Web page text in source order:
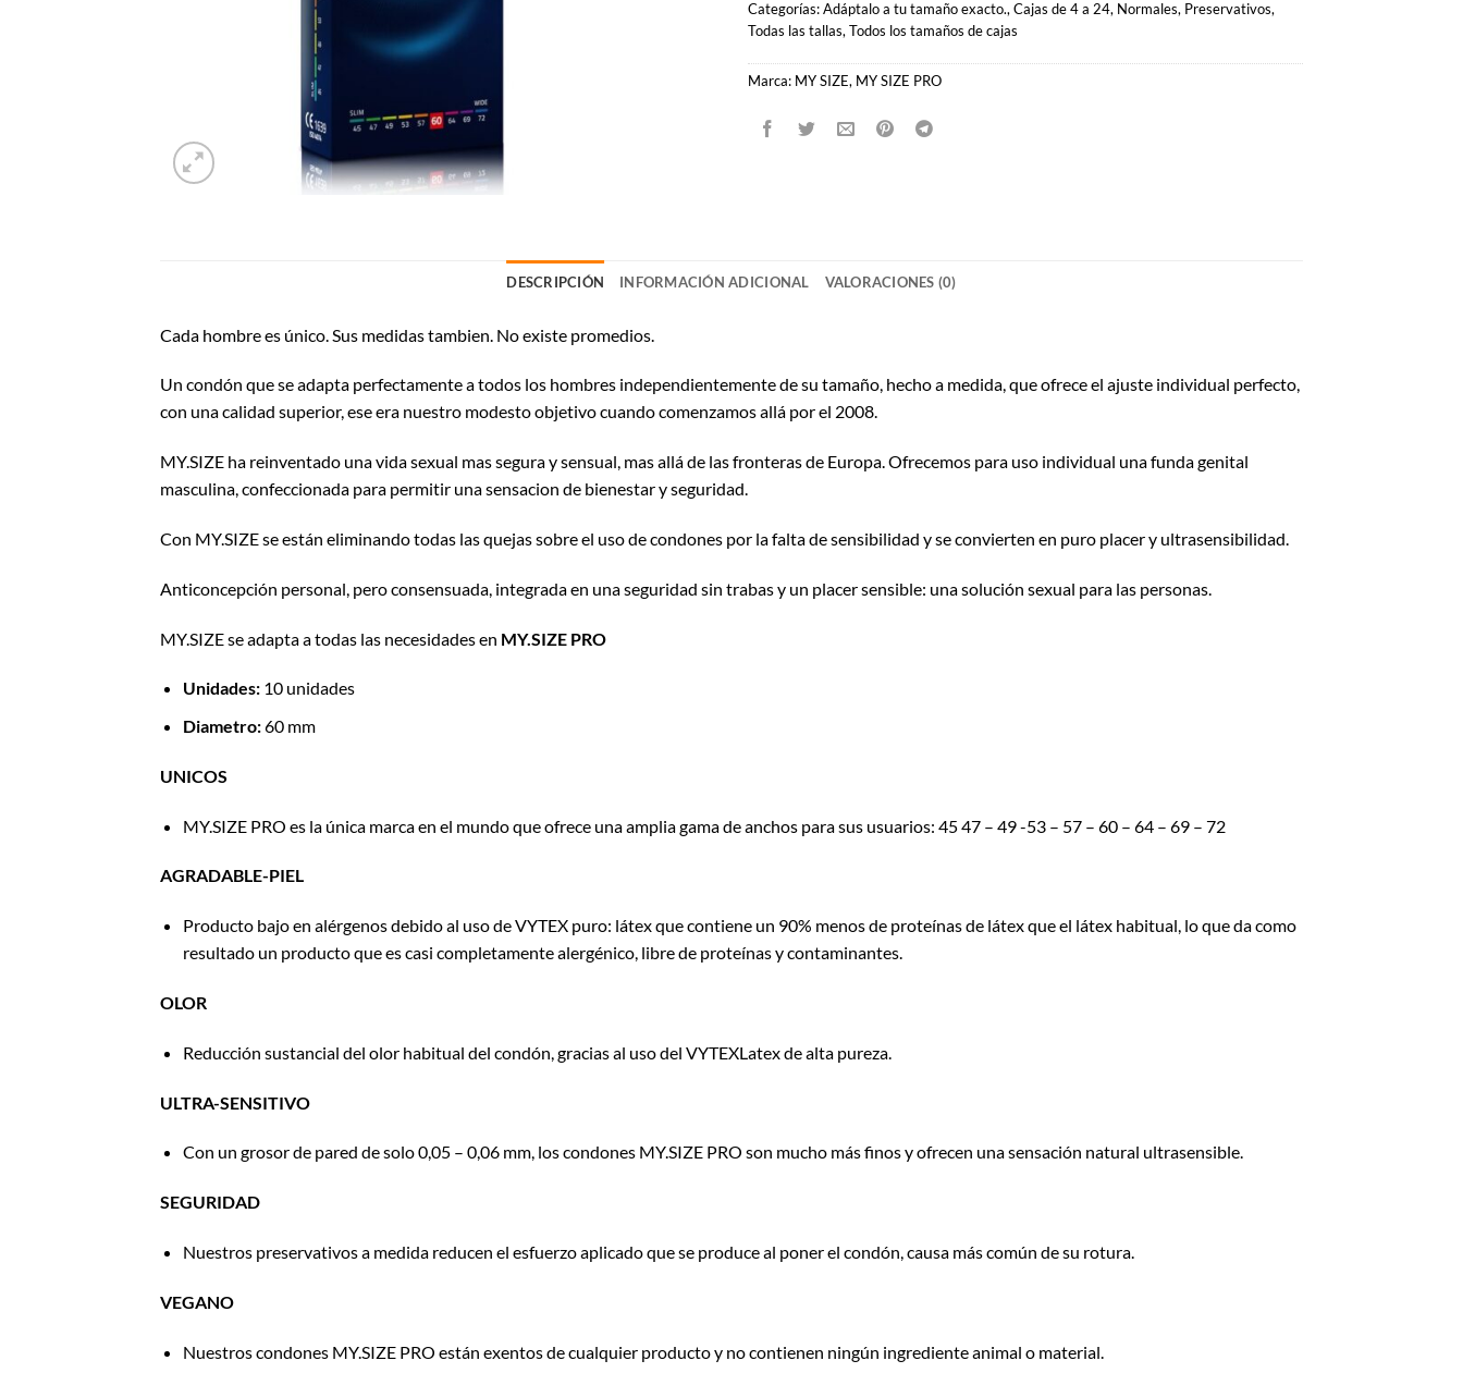
Categorías:Adáptalo a tu tamaño exacto., Cajas de 4 a 24, Normales, Preservativos,
Todas las tallas, Todos los tamaños de cajas
Marca: MY SIZE, MY SIZE PRO
DESCRIPCIÓN INFORMACIÓN ADICIONAL VALORACIONES (0)
Cada hombre es único. Sus medidas tambien. No existe promedios.
Un condón que se adapta perfectamente a todos los hombres independientemente de su tamaño, hecho a medida, que ofrece el ajuste individual perfecto,
con una calidad superior, ese era nuestro modesto objetivo cuando comenzamos allá por el 2008.
MY.SIZE ha reinventado una vida sexual mas segura y sensual, mas allá de las fronteras de Europa. Ofrecemos para uso individual una funda genital
masculina, confeccionada para permitir una sensacion de bienestar y seguridad.
Con MY.SIZE se están eliminando todas las quejas sobre el uso de condones por la falta de sensibilidad y se convierten en puro placer y ultrasensibilidad.
Anticoncepción personal, pero consensuada, integrada en una seguridad sin trabas y un placer sensible: una solución sexual para las personas.
MY.SIZE se adapta a todas las necesidades en MY.SIZE PRO
Unidades:10 unidades
Diametro:60 mm
UNICOS
MY.SIZE PRO es la única marca en el mundo que ofrece una amplia gama de anchos para sus usuarios: 45 47 – 49 -53 – 57 – 60 – 64 – 69 – 72
AGRADABLE-PIEL
Producto bajo en alérgenos debido al uso de VYTEX puro: látex que contiene un 90% menos de proteínas de látex que el látex habitual, lo que da como
resultado un producto que es casi completamente alergénico, libre de proteínas y contaminantes.
OLOR
Reducción sustancial del olor habitual del condón, gracias al uso del VYTEXLatex de alta pureza.
ULTRA-SENSITIVO
Con un grosor de pared de solo 0,05 – 0,06 mm, los condones MY.SIZE PRO son mucho más finos y ofrecen una sensación natural ultrasensible.
SEGURIDAD
Nuestros preservativos a medida reducen el esfuerzo aplicado que se produce al poner el condón, causa más común de su rotura.
VEGANO
Nuestros condones MY.SIZE PRO están exentos de cualquier producto y no contienen ningún ingrediente animal o material.